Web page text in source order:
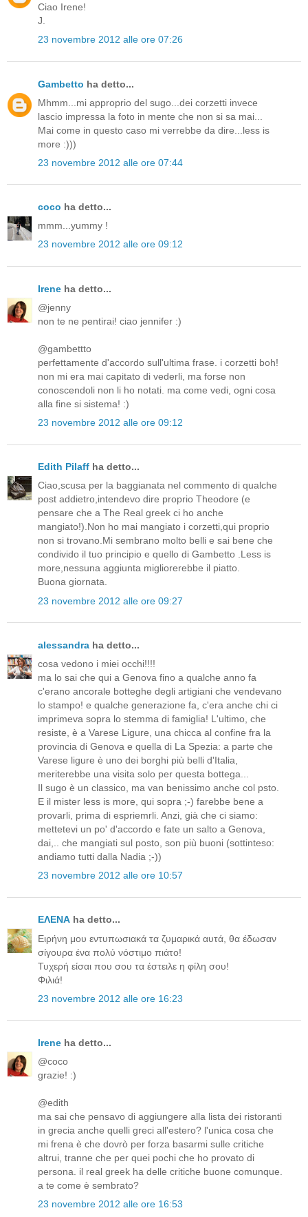
Ciao Irene!
J.
23 novembre 2012 alle ore 07:26
Gambetto ha detto...
Mhmm...mi approprio del sugo...dei corzetti invece
lascio impressa la foto in mente che non si sa mai...
Mai come in questo caso mi verrebbe da dire...less is
more :)))
23 novembre 2012 alle ore 07:44
coco ha detto...
mmm...yummy !
23 novembre 2012 alle ore 09:12
Irene ha detto...
@jenny
non te ne pentirai! ciao jennifer :)
@gambettto
perfettamente d'accordo sull'ultima frase. i corzetti boh!
non mi era mai capitato di vederli, ma forse non
conoscendoli non li ho notati. ma come vedi, ogni cosa
alla fine si sistema! :)
23 novembre 2012 alle ore 09:12
Edith Pilaff ha detto...
Ciao,scusa per la baggianata nel commento di qualche
post addietro,intendevo dire proprio Theodore (e
pensare che a The Real greek ci ho anche
mangiato!).Non ho mai mangiato i corzetti,qui proprio
non si trovano.Mi sembrano molto belli e sai bene che
condivido il tuo principio e quello di Gambetto .Less is
more,nessuna aggiunta migliorerebbe il piatto.
Buona giornata.
23 novembre 2012 alle ore 09:27
alessandra ha detto...
cosa vedono i miei occhi!!!!
ma lo sai che qui a Genova fino a qualche anno fa
c'erano ancorale botteghe degli artigiani che vendevano
lo stampo! e qualche generazione fa, c'era anche chi ci
imprimeva sopra lo stemma di famiglia! L'ultimo, che
resiste, è a Varese Ligure, una chicca al confine fra la
provincia di Genova e quella di La Spezia: a parte che
Varese ligure è uno dei borghi più belli d'Italia,
meriterebbe una visita solo per questa bottega...
Il sugo è un classico, ma van benissimo anche col psto.
E il mister less is more, qui sopra ;-) farebbe bene a
provarli, prima di espriemrli. Anzi, già che ci siamo:
mettetevi un po' d'accordo e fate un salto a Genova,
dai,.. che mangiati sul posto, son più buoni (sottinteso:
andiamo tutti dalla Nadia ;-))
23 novembre 2012 alle ore 10:57
ΕΛΕΝΑ ha detto...
Ειρήνη μου εντυπωσιακά τα ζυμαρικά αυτά, θα έδωσαν
σίγουρα ένα πολύ νόστιμο πιάτο!
Τυχερή είσαι που σου τα έστειλε η φίλη σου!
Φιλιά!
23 novembre 2012 alle ore 16:23
Irene ha detto...
@coco
grazie! :)
@edith
ma sai che pensavo di aggiungere alla lista dei ristoranti
in grecia anche quelli greci all'estero? l'unica cosa che
mi frena è che dovrò per forza basarmi sulle critiche
altrui, tranne che per quei pochi che ho provato di
persona. il real greek ha delle critiche buone comunque.
a te come è sembrato?
23 novembre 2012 alle ore 16:53